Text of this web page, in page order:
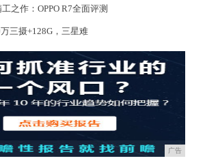
之作：OPPO R7全面评测
三摄+128G，三星难
广告